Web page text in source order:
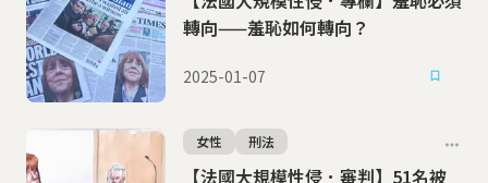
轉向——羞恥如何轉向？
2025-01-07
【法國大規模性侵．審判】51名被
女性 刑法